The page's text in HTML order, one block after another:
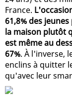
France.
61,8% des
la maison plutôt
est même au
67%. À l'inverse,
enclins à quitter
qu'avec leur